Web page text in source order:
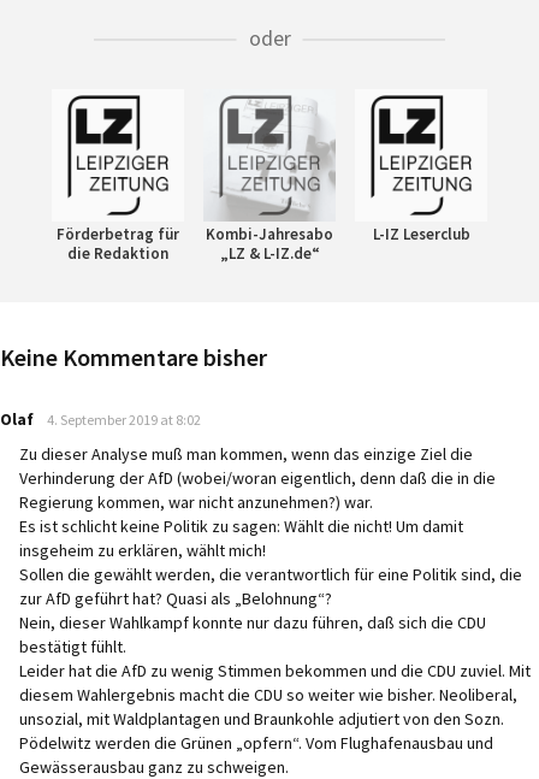
oder
Förderbetrag für
die Redaktion
Kombi-Jahresabo
„LZ & L-IZ.de“
L-IZ Leserclub
Keine Kommentare bisher
Olaf says:
4. September 2019 at 8:02
Zu dieser Analyse muß man kommen, wenn das einzige Ziel die
Verhinderung der AfD (wobei/woran eigentlich, denn daß die in die
Regierung kommen, war nicht anzunehmen?) war.
Es ist schlicht keine Politik zu sagen: Wählt die nicht! Um damit
insgeheim zu erklären, wählt mich!
Sollen die gewählt werden, die verantwortlich für eine Politik sind, die
zur AfD geführt hat? Quasi als „Belohnung“?
Nein, dieser Wahlkampf konnte nur dazu führen, daß sich die CDU
bestätigt fühlt.
Leider hat die AfD zu wenig Stimmen bekommen und die CDU zuviel. Mit
diesem Wahlergebnis macht die CDU so weiter wie bisher. Neoliberal,
unsozial, mit Waldplantagen und Braunkohle adjutiert von den Sozn.
Pödelwitz werden die Grünen „opfern“. Vom Flughafenausbau und
Gewässerausbau ganz zu schweigen.